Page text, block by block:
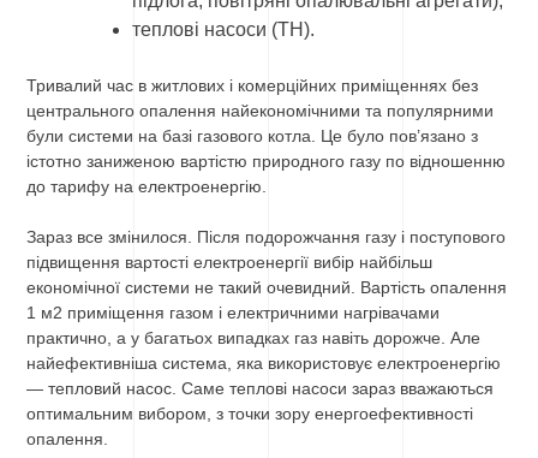
теплові насоси (ТН).
Тривалий час в житлових і комерційних приміщеннях без
центрального опалення найекономічними та популярними
були системи на базі газового котла. Це було пов’язано з
істотно заниженою вартістю природного газу по відношенню
до тарифу на електроенергію.
Зараз все змінилося. Після подорожчання газу і поступового
підвищення вартості електроенергії вибір найбільш
економічної системи не такий очевидний. Вартість опалення
1 м2 приміщення газом і електричними нагрівачами
практично, а у багатьох випадках газ навіть дорожче. Але
найефективніша система, яка використовує електроенергію
— тепловий насос. Саме теплові насоси зараз вважаються
оптимальним вибором, з точки зору енергоефективності
опалення.